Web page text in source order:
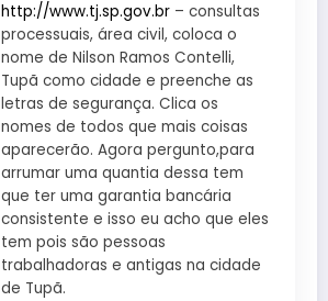
http://www.tj.sp.gov.br – consultas
processuais, área civil, coloca o
nome de Nilson Ramos Contelli,
Tupã como cidade e preenche as
letras de segurança. Clica os
nomes de todos que mais coisas
aparecerão. Agora pergunto,para
arrumar uma quantia dessa tem
que ter uma garantia bancária
consistente e isso eu acho que eles
tem pois são pessoas
trabalhadoras e antigas na cidade
de Tupã.